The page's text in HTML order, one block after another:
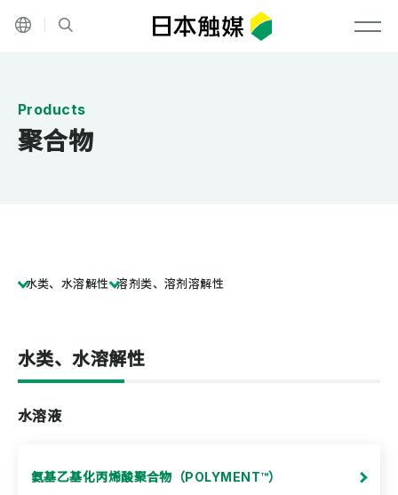
メニ
Language
聚合物
水类、水溶解性 溶剂类、溶剂溶解性
水类、水溶解性
水溶液
氨基乙基化丙烯酸聚合物（POLYMENT™）